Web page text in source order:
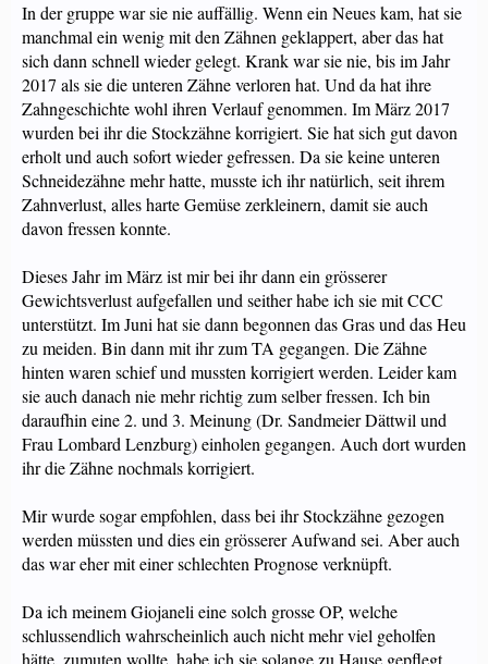
In der gruppe war sie nie auffällig. Wenn ein Neues kam, hat sie
manchmal ein wenig mit den Zähnen geklappert, aber das hat
sich dann schnell wieder gelegt. Krank war sie nie, bis im Jahr
2017 als sie die unteren Zähne verloren hat. Und da hat ihre
Zahngeschichte wohl ihren Verlauf genommen. Im März 2017
wurden bei ihr die Stockzähne korrigiert. Sie hat sich gut davon
erholt und auch sofort wieder gefressen. Da sie keine unteren
Schneidezähne mehr hatte, musste ich ihr natürlich, seit ihrem
Zahnverlust, alles harte Gemüse zerkleinern, damit sie auch
davon fressen konnte.
Dieses Jahr im März ist mir bei ihr dann ein grösserer
Gewichtsverlust aufgefallen und seither habe ich sie mit CCC
unterstützt. Im Juni hat sie dann begonnen das Gras und das Heu
zu meiden. Bin dann mit ihr zum TA gegangen. Die Zähne
hinten waren schief und mussten korrigiert werden. Leider kam
sie auch danach nie mehr richtig zum selber fressen. Ich bin
daraufhin eine 2. und 3. Meinung (Dr. Sandmeier Dättwil und
Frau Lombard Lenzburg) einholen gegangen. Auch dort wurden
ihr die Zähne nochmals korrigiert.
Mir wurde sogar empfohlen, dass bei ihr Stockzähne gezogen
werden müssten und dies ein grösserer Aufwand sei. Aber auch
das war eher mit einer schlechten Prognose verknüpft.
Da ich meinem Giojaneli eine solch grosse OP, welche
schlussendlich wahrscheinlich auch nicht mehr viel geholfen
hätte, zumuten wollte, habe ich sie solange zu Hause gepflegt,